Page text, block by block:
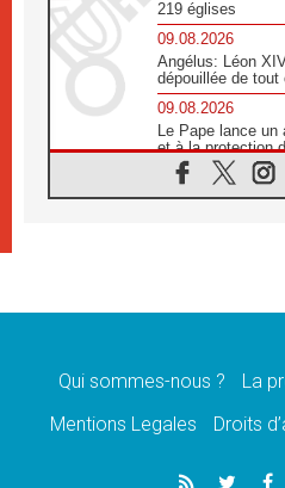
219 églises
09.08.2026
Angélus: Léon
dépouillée de tout
09.08.2026
Le Pape lance un
et à la protection
09.08.2026
Déclaration
08.08.2026
08.08.2026
la victoire de
«Relancer
Qui sommes-nous ? La
Mentions Legales
Droits